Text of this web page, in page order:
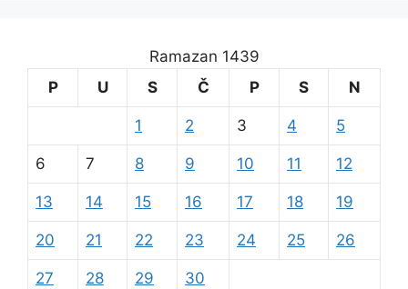
Ramazan 1439
P
U S Č P S N
1 2 3 4 5
6 7 8 9 10 11 12
13 14 15 16 17 18 19
20 21 22 23 24 25 26
27 28 29 30